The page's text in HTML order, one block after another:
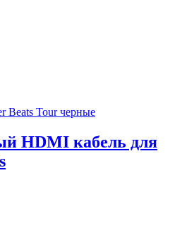
Beats Tour черные
HDMI кабель для